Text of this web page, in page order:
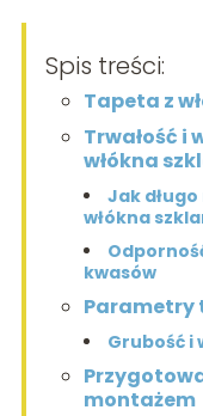
Spis treści:
Tapeta z
Trwałość i
włókna
Jak
włókna
kwasów
Parametry
Grubość i
montażem